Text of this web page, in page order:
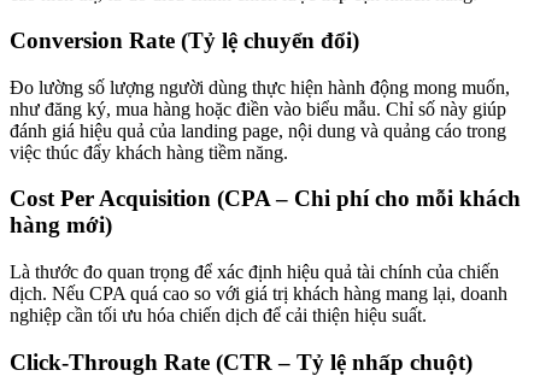
Conversion Rate (Tỷ lệ chuyển đổi)
Đo lường số lượng người dùng thực hiện hành động mong muốn,
như đăng ký, mua hàng hoặc điền vào biểu mẫu. Chỉ số này giúp
đánh giá hiệu quả của landing page, nội dung và quảng cáo trong
việc thúc đẩy khách hàng tiềm năng.
Cost Per Acquisition (CPA – Chi phí cho mỗi khách
hàng mới)
Là thước đo quan trọng để xác định hiệu quả tài chính của chiến
dịch. Nếu CPA quá cao so với giá trị khách hàng mang lại, doanh
nghiệp cần tối ưu hóa chiến dịch để cải thiện hiệu suất.
Click-Through Rate (CTR – Tỷ lệ nhấp chuột)